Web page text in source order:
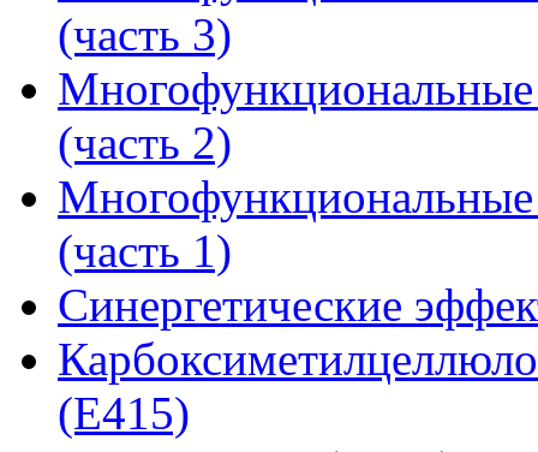
(часть 3)
(часть 2)
(часть 1)
Синергетические
(Е415)